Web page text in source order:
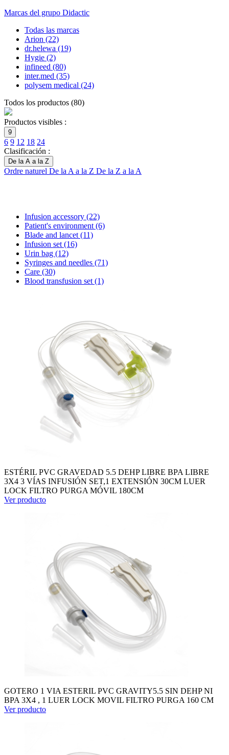
Marcas del grupo Didactic
Todas las marcas
Arion (22)
dr.helewa (19)
Hygie (2)
infineed (80)
inter.med (35)
polysem medical (24)
Todos los productos (80)
Productos visibles :
9
6 9 12 18 24
Clasificación :
De la A a la Z
Ordre naturel De la A a la Z De la Z a la A
Infusion accessory (22)
Patient's environment (6)
Blade and lancet (11)
Infusion set (16)
Urin bag (12)
Syringes and needles (71)
Care (30)
Blood transfusion set (1)
ESTÉRIL PVC GRAVEDAD 5.5 DEHP LIBRE BPA LIBRE
3X4 3 VÍAS INFUSIÓN SET,1 EXTENSIÓN 30CM LUER
LOCK FILTRO PURGA MÓVIL 180CM
Ver producto
GOTERO 1 VIA ESTERIL PVC GRAVITY5.5 SIN DEHP NI
BPA 3X4 , 1 LUER LOCK MOVIL FILTRO PURGA 160 CM
Ver producto